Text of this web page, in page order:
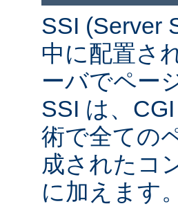
SSI (Server
中に配置さ
ーバでペー
SSI は、
術で全ての
成されたコ
に加えます。